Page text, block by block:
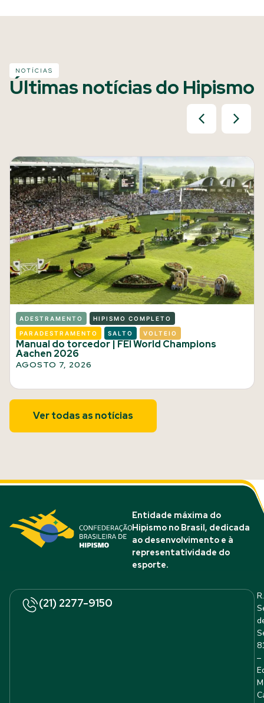
NOTÍCIAS
Últimas notícias do Hipismo
ADESTRAMENTO HIPISMO COMPLETO
PARADESTRAMENTO SALTO VOLTEIO
Manual do torcedor | FEI World Champions
Aachen 2026
AGOSTO 7, 2026
Ver todas as notícias
Entidade máxima do
Hipismo no Brasil, dedicada
ao desenvolvimento e à
representatividade do
esporte.
(21) 2277-9150
R.
–